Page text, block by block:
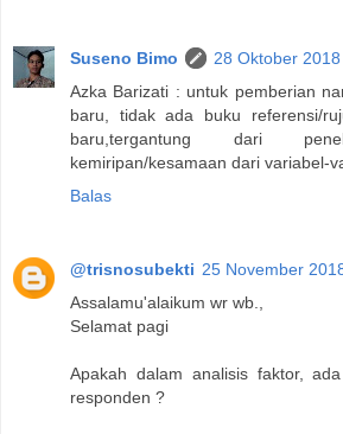
Suseno Bimo
28 Oktober
Azka Barizati : untuk pemberian
baru, tidak ada buku referensi/
baru,tergantung dari
kemiripan/kesamaan dari variabel-
Balas
@trisnosubekti 25 November
Assalamu'alaikum wr wb.,
Selamat pagi
Apakah dalam analisis faktor,
responden ?